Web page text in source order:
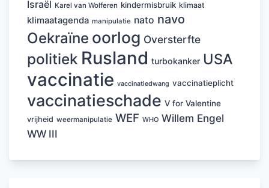
Israël Karel van Wolferen kindermisbruik klimaat
klimaatagenda manipulatie nato navo
Oekraïne oorlog Oversterfte
politiek Rusland turbokanker USA
vaccinatie vaccinatiedwang vaccinatieplicht
vaccinatieschade V for Valentine
vrijheid weermanipulatie WEF WHO Willem Engel
WW III